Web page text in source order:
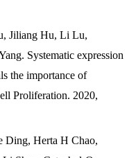
Jiliang Hu, Li Lu,
Systematic expression
the importance of
Proliferation. 2020,
Ding, Herta H Chao,